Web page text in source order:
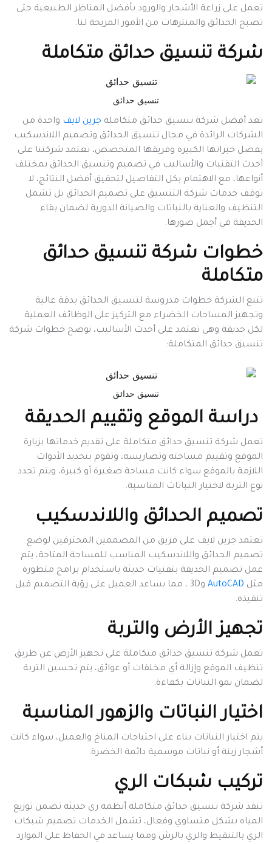
تعمل على زراعة الأشجار والورود بأفضل المناظر الطبيعية حتى
تصبح الحدائق والمنتزهات من الأمور المريحة لنا.
شركة تنسيق حدائق متكاملة
تنسيق حدائق
تعد أفضل شركة تنسيق حدائق متكاملة جرين لايف واحدة من
الشركات الرائدة في مجال تنسيق الحدائق وتصميم اللاندسكيب
بفضل خبراتها الكبيرة وفريقها المتخصص، تعتمد شركتنا على
أحدث التقنيات والأساليب في تصميم وتنسيق الحدائق بمختلف
أنواعها، مع الاهتمام بكل التفاصيل لتحقيق أفضل النتائج، لا
توقف خدمات شركة التنسيق على تصميم الحدائق بل تشمل
التنظيف والعناية بالنباتات والصيانة الدورية لضمان بقاء
الحديقة في أجمل صورها.
خطوات شركة تنسيق حدائق
متكاملة
تتبع الشركة خطوات مدروسة لتنسيق الحدائق بدقة عالية
وتجهيز المساحات الخضراء مع التركيز على الوظائف العملية
لكل حديقة وهي تعتمد على أحدث الأساليب، نوضح خطوات شركة
تنسيق حدائق المتكاملة:
تنسيق حدائق
دراسة الموقع وتقييم الحديقة
تعمل شركة تنسيق حدائق متكاملة على تقديم خدماتها بزيارة
الموقع وتقييم مساحته وتضاريسه، وتقوم بتحديد الأدوات
اللازمة بالموقع سواء كانت مساحة صغيرة أو كبيرة، ويتم تحدد
نوع التربة لاختيار النباتات المناسبة.
تصميم الحدائق واللاندسكيب
تعتمد جرين لايف على فريق من المصممين المحترفين لوضع
تصميم الحدائق واللاندسكيب المناسب للمساحة المتاحة، يتم
عمل تصميم الحديقة بتقنيات حديثة باستخدام برامج متطورة
مثل AutoCAD
و3D ، مما يساعد العميل على رؤية التصميم قبل
تنفيذه.
تجهيز الأرض والتربة
تعمل شركة تنسيق حدائق متكاملة على تجهيز الأرض عن طريق
تنظيف الموقع وإزالة أي مخلفات أو عوائق، يتم تحسين التربة
لضمان نمو النباتات بكفاءة.
اختيار النباتات والزهور المناسبة
يتم اختيار النباتات بناء على احتياجات المناخ والعميل، سواء كانت
أشجار زينة أو نباتات موسمية دائمة الخضرة.
تركيب شبكات الري
تنفذ شركة تنسيق حدائق متكاملة أنظمة ري حديثة تضمن توزيع
المياه بشكل متساوي وفعال، تشمل الخدمات تصميم شبكات
الري بالتنقيط والري بالرش ومما يساعد في الحفاظ على الموارد